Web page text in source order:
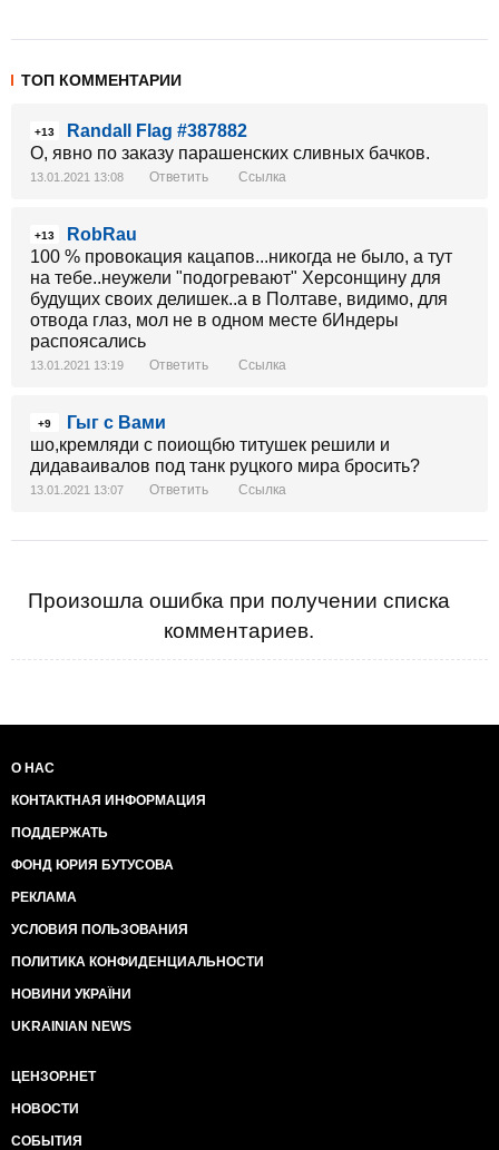
ТОП КОММЕНТАРИИ
+13
Randall Flag #387882
О, явно по заказу парашенских сливных бачков.
13.01.2021 13:08 Ответить Ссылка
+13
RobRau
100 % провокация кацапов...никогда не было, а тут
на тебе..неужели "подогревают" Херсонщину для
будущих своих делишек..а в Полтаве, видимо, для
отвода глаз, мол не в одном месте бИндеры
распоясались
13.01.2021 13:19 Ответить Ссылка
+9
Гыг с Вами
шо,кремляди с поиощбю титушек решили и
дидаваивалов под танк руцкого мира бросить?
13.01.2021 13:07 Ответить Ссылка
Произошла ошибка при получении списка
комментариев.
О НАС
КОНТАКТНАЯ ИНФОРМАЦИЯ
ПОДДЕРЖАТЬ
ФОНД ЮРИЯ БУТУСОВА
РЕКЛАМА
УСЛОВИЯ ПОЛЬЗОВАНИЯ
ПОЛИТИКА КОНФИДЕНЦИАЛЬНОСТИ
НОВИНИ УКРАЇНИ
UKRAINIAN NEWS
ЦЕНЗОР.НЕТ
НОВОСТИ
СОБЫТИЯ